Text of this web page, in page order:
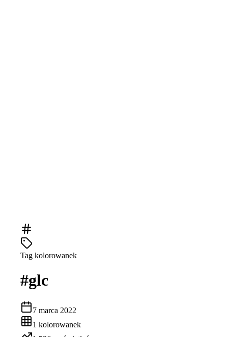
Tag kolorowanek
#glc
7 marca 2022
1 kolorowanek